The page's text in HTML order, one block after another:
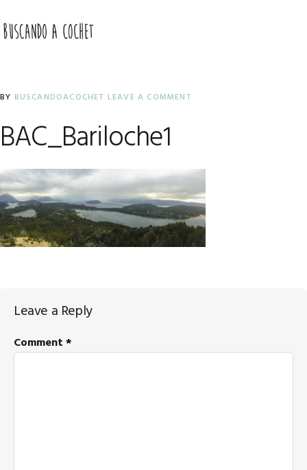
to
primary
to
main
to
primary
BY BUSCANDOACOCHET LEAVE A COMMENT
BAC_Bariloche1
Reader
Interactions
Leave a Reply
Comment*